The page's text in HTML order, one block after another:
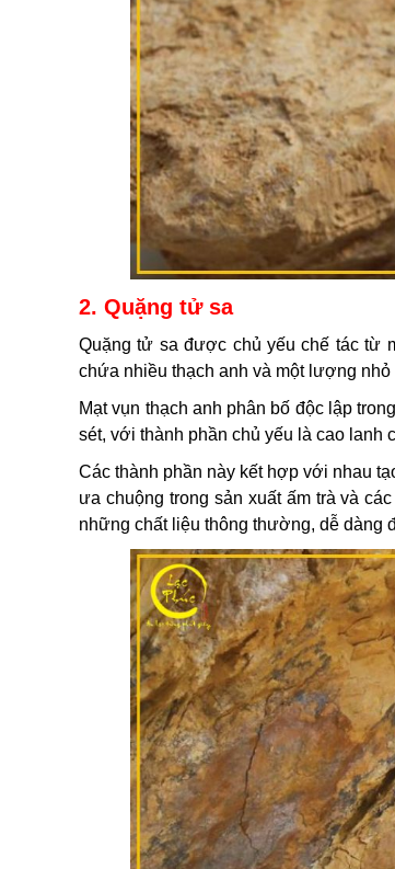
2. Quặng tử sa
Quặng tử sa được chủ yếu chế tác từ
chứa nhiều thạch anh và một lượng
Mạt vụn thạch anh phân bố độc lập
sét, với thành phần chủ yếu là cao
Các thành phần này kết hợp với nhau
ưa chuộng trong sản xuất ấm trà và
những chất liệu thông thường, dễ dàng